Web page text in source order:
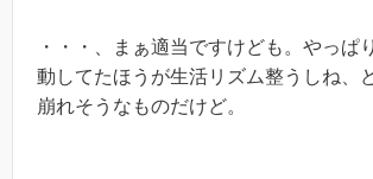
・・・、まぁ適当ですけども。やっぱ
動してたほうが生活リズム整うしね、
崩れそうなものだけど。